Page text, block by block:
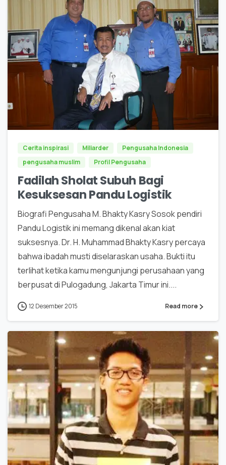
Cerita inspirasi Miliarder
Pengusaha Indonesia
pengusaha muslim
Profil Pengusaha
Fadilah Sholat Subuh Bagi
Kesuksesan Pandu Logistik
Biografi Pengusaha M. Bhakty Kasry Sosok pendiri
Pandu Logistik ini memang dikenal akan kiat
suksesnya. Dr. H. Muhammad Bhakty Kasry percaya
bahwa ibadah musti diselaraskan usaha. Bukti itu
terlihat ketika kamu mengunjungi perusahaan yang
berpusat di Pulogadung, Jakarta Timur ini....
12 Desember 2015 Read more